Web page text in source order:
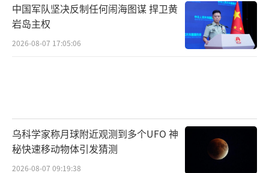
中国军队坚决反制任何闹海图谋 捍卫黄
岩岛主权
2026-08-07 17:05:06
乌科学家称月球附近观测到多个UFO 神
秘快速移动物体引发猜测
2026-08-07 09:19:38